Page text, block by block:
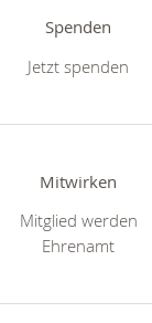
Spenden
Jetzt spenden
Mitwirken
Mitglied werden
Ehrenamt